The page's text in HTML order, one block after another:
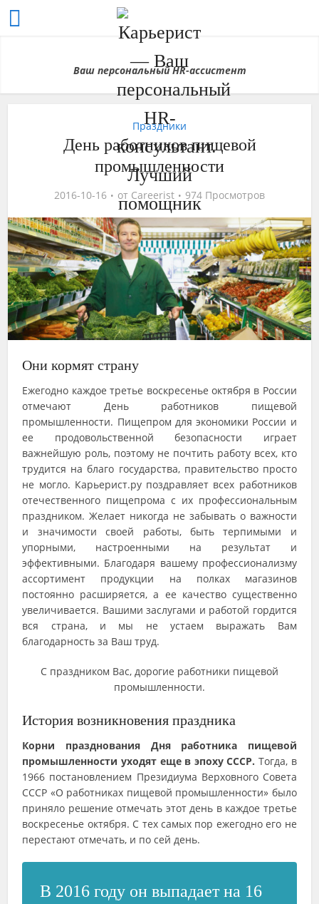
Ваш персональный HR-ассистент
Праздники
День работников пищевой
промышленности
2016-10-16 от Careerist 974 Просмотров
Они кормят страну
Ежегодно каждое третье воскресенье октября в России
отмечают День работников пищевой
промышленности. Пищепром для экономики России и
ее продовольственной безопасности играет
важнейшую роль, поэтому не почтить работу всех, кто
трудится на благо государства, правительство просто
не могло. Карьерист.ру поздравляет всех работников
отечественного пищепрома с их профессиональным
праздником. Желает никогда не забывать о важности
и значимости своей работы, быть терпимыми и
упорными, настроенными на результат и
эффективными. Благодаря вашему профессионализму
ассортимент продукции на полках магазинов
постоянно расширяется, а ее качество существенно
увеличивается. Вашими заслугами и работой гордится
вся страна, и мы не устаем выражать Вам
благодарность за Ваш труд.
С праздником Вас, дорогие работники пищевой
промышленности.
История возникновения праздника
Корни празднования Дня работника пищевой
промышленности уходят еще в эпоху СССР. Тогда, в
1966 постановлением Президиума Верховного Совета
СССР «О работниках пищевой промышленности» было
приняло решение отмечать этот день в каждое третье
воскресенье октября. С тех самых пор ежегодно его не
перестают отмечать, и по сей день.
В 2016 году он выпадает на 16